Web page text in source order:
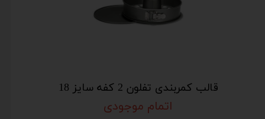
قالب کمربندی تفلون 2 کفه سایز 18
اتمام موجودی